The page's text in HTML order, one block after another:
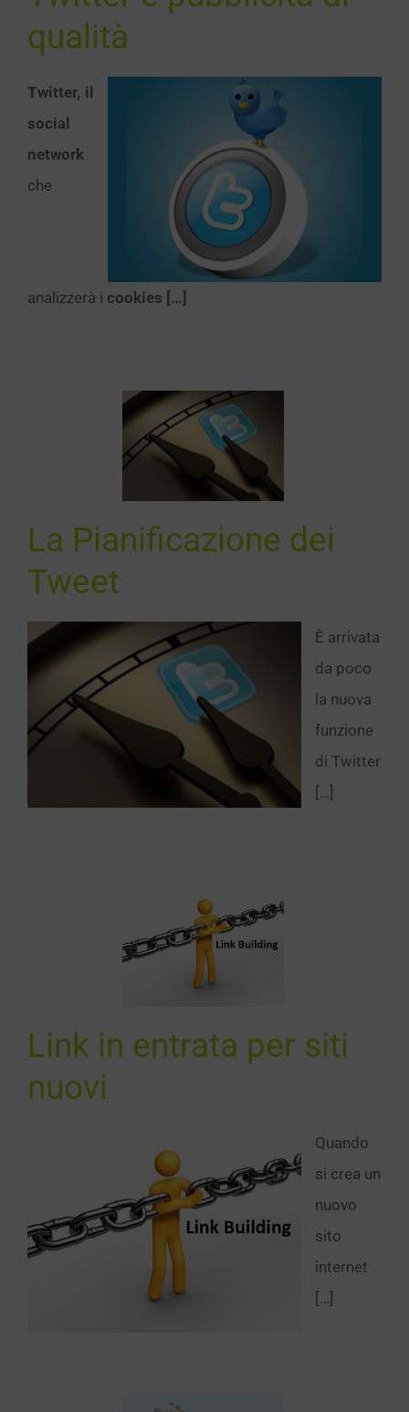
qualità
Twitter, il
social
network
che
analizzerà i cookies […]
La Pianificazione dei
Tweet
È arrivata
da poco
la nuova
funzione
di Twitter
[…]
Link in entrata per siti
nuovi
Quando
si crea un
nuovo
sito
internet
[…]